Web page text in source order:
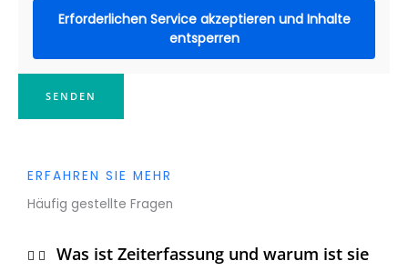
Erforderlichen Service akzeptieren und Inhalte
entsperren
SENDEN
ERFAHREN SIE MEHR
Häufig gestellte Fragen
Was ist Zeiterfassung und warum ist sie